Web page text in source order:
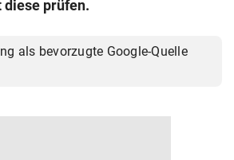
prüfen.
als bevorzugte Google-Quelle